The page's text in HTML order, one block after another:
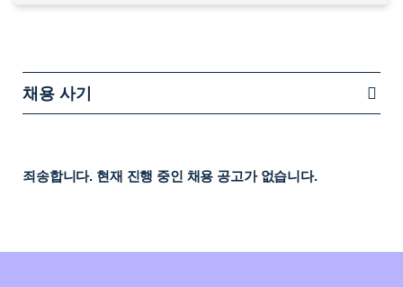
채용 사기
죄송합니다. 현재 진행 중인 채용 공고가 없습니다.